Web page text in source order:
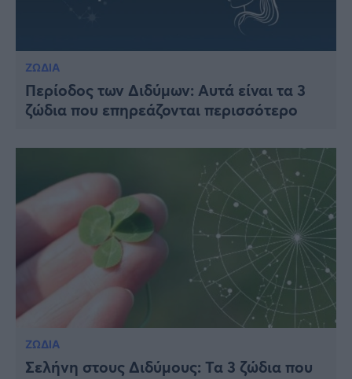
ΖΩΔΙΑ
Περίοδος των Διδύμων: Αυτά είναι τα 3
ζώδια που επηρεάζονται περισσότερο
ΖΩΔΙΑ
Σελήνη στους Διδύμους: Τα 3 ζώδια που